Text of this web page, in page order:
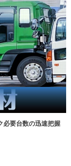
必要台数の迅速把握